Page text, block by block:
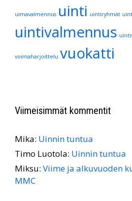
uimavalmennus uinti uintiryhmät
uintivalmennus
voimaharjoittelu vuokatti
Viimeisimmät kommentit
Mika: Uinnin tuntua
Timo Luotola: Uinnin tuntua
Miksu: Viime ja alkuvuoden
MMC